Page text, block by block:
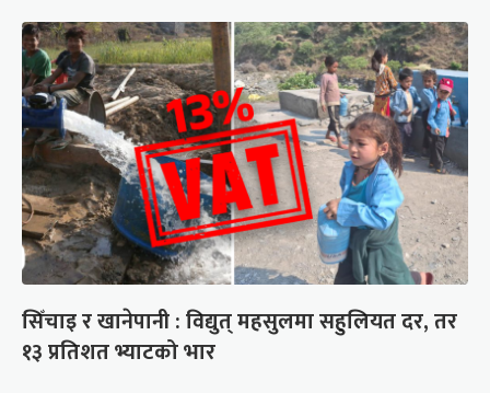
सिँचाइ र खानेपानी : विद्युत् महसुलमा सहुलियत दर, तर
१३ प्रतिशत भ्याटको भार